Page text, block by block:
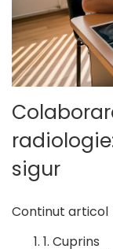
sigur
Continut articol
Cuprins